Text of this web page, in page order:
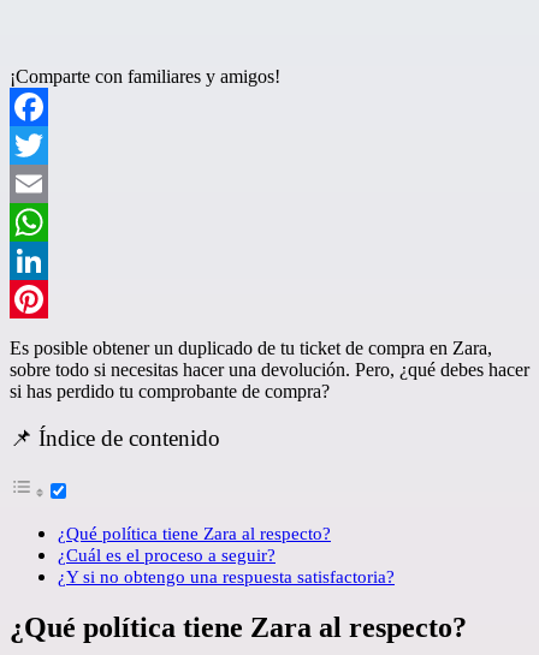
¡Comparte con familiares y amigos!
Facebook
Twitter
Email
WhatsApp
LinkedIn
Pinterest
Es posible obtener un duplicado de tu ticket de compra en Zara,
sobre todo si necesitas hacer una devolución. Pero, ¿qué debes hacer
si has perdido tu comprobante de compra?
📌 Índice de contenido
¿Qué política tiene Zara al respecto?
¿Cuál es el proceso a seguir?
¿Y si no obtengo una respuesta satisfactoria?
¿Qué política tiene Zara al respecto?